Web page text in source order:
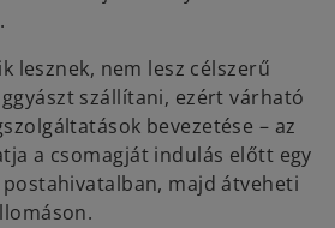
lesznek, nem lesz célszerű
szállítani, ezért várható
bevezetése – az
a csomagját indulás előtt egy
majd átveheti